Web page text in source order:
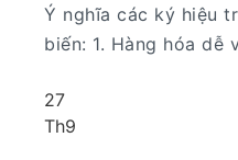
Ý nghĩa các ký hiệu
biến: 1. Hàng hóa dễ
27
Th9